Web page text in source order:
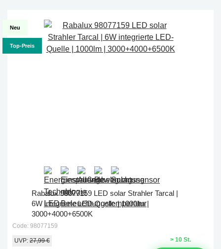
Neu
Top-Preis
Rabalux 98077159 LED solar Strahler Tarcal |
6W integrierte LED-Quelle | 1000lm |
3000+4000+6500K
Code: 98077159
> 10 St.
UVP: 27,99 €